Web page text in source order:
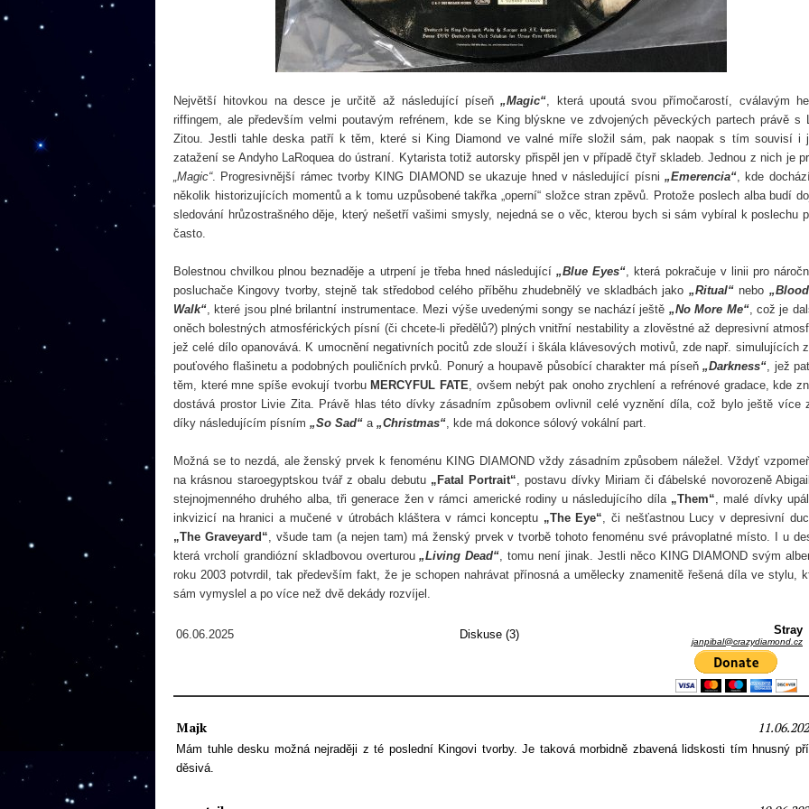
Největší hitovkou na desce je určitě až následující píseň„Magic“, která upoutá svou přímočarostí, cválavým
riffingem, ale především velmi poutavým refrénem, kde se King blýskne ve zdvojených pěveckých partech právě s
Zitou. Jestli tahle deska patří k těm, které si King Diamond ve valné míře složil sám, pak naopak s tím souvisí i
zatažení se Andyho LaRoquea do ústraní. Kytarista totiž autorsky přispěl jen v případě čtyř skladeb. Jednou z nich je
„Magic“. Progresivnější rámec tvorby KING DIAMOND se ukazuje hned v následující písni „Emerencia“, kde
několik historizujících momentů a k tomu uzpůsobené takřka „operní“ složce stran zpěvů. Protože poslech alba budí
sledování hrůzostrašného děje, který nešetří vašimi smysly, nejedná se o věc, kterou bych si sám vybíral k poslechu
často.
Bolestnou chvilkou plnou beznaděje a utrpení je třeba hned následující„Blue Eyes“, která pokračuje v linii pro
posluchače Kingovy tvorby, stejně tak středobod celého příběhu zhudebnělý ve skladbách jako „Ritual“nebo
Walk“, které jsou plné brilantní instrumentace. Mezi výše uvedenými songy se nachází ještě „No More Me“, což je
oněch bolestných atmosférických písní (či chcete-li předělů?) plných vnitřní nestability a zlověstné až depresivní
jež celé dílo opanovává. K umocnění negativních pocitů zde slouží i škála klávesových motivů, zde např. simulujících
pouťového flašinetu a podobných pouličních prvků. Ponurý a houpavě působící charakter má píseň„Darkness“, jež
těm, které mne spíše evokují tvorbu MERCYFUL FATE, ovšem nebýt pak onoho zrychlení a refrénové gradace, kde
dostává prostor Livie Zita. Právě hlas této dívky zásadním způsobem ovlivnil celé vyznění díla, což bylo ještě více
díky následujícím písním „So Sad“ a „Christmas“, kde má dokonce sólový vokální part.
Možná se to nezdá, ale ženský prvek k fenoménu KING DIAMOND vždy zásadním způsobem náležel. Vždyť
na krásnou staroegyptskou tvář z obalu debutu „Fatal Portrait“, postavu dívky Miriam či ďábelské novorozeně
stejnojmenného druhého alba, tři generace žen v rámci americké rodiny u následujícího díla „Them“, malé dívky
inkvizicí na hranici a mučené v útrobách kláštera v rámci konceptu „The Eye“, či nešťastnou Lucy v depresivní
„The Graveyard“, všude tam (a nejen tam) má ženský prvek v tvorbě tohoto fenoménu své právoplatné místo. I u
která vrcholí grandiózní skladbovou overturou„Living Dead“, tomu není jinak. Jestli něco KING DIAMOND svým
roku 2003 potvrdil, tak především fakt, že je schopen nahrávat přínosná a umělecky znamenitě řešená díla ve stylu,
sám vymyslel a po více než dvě dekády rozvíjel.
06.06.2025 Diskuse (3) Stray
janpibal@crazydiamond.cz
Majk
Mám tuhle desku možná nejraději z té poslední Kingovi tvorby. Je taková morbidně zbavená lidskosti tím hnusný
děsivá.